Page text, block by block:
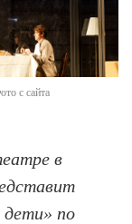
с сайта
в
дети» по